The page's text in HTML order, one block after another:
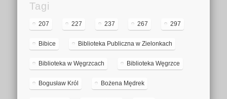
Tagi
207 227 237 267 297
Bibice Biblioteka Publiczna w Zielonkach
Biblioteka w Węgrzcach Biblioteka Węgrzce
Bogusław Król Bożena Mędrek